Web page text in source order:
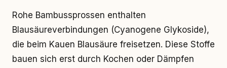
Rohe Bambussprossen enthalten
Blausäureverbindungen (Cyanogene Glykoside),
die beim Kauen Blausäure freisetzen. Diese Stoffe
bauen sich erst durch Kochen oder Dämpfen